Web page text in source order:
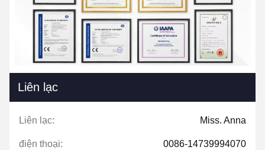
Liên lạc
Liên lạc: Miss. Anna
điện thoại: 0086-14739994070